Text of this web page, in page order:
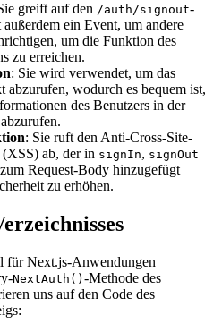
greift auf den /auth/signout-
ein Event, um andere
um die Funktion des
zu erreichen.
: Sie wird verwendet, um das
abzurufen, wodurch es bequem ist,
des Benutzers in der
: Sie ruft den Anti-Cross-Site-
ab, der in signIn, signOut
zum Request-Body hinzugefügt
zu erhöhen.
für Next.js-Anwendungen
NextAuth() -Methode des
uns auf den Code des